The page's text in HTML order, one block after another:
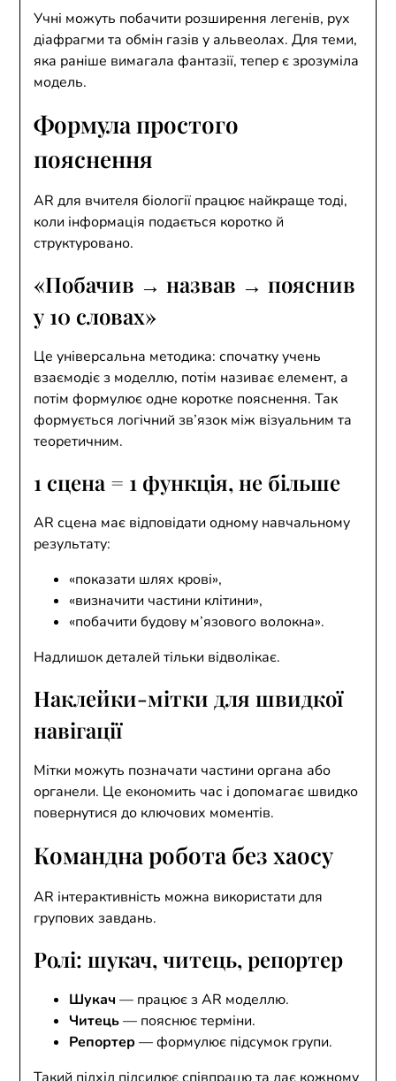
Учні можуть побачити розширення легенів, рух
діафрагми та обмін газів у альвеолах. Для теми,
яка раніше вимагала фантазії, тепер є зрозуміла
модель.
Формула простого
пояснення
AR для вчителя біології працює найкраще тоді,
коли інформація подається коротко й
структуровано.
«Побачив → назвав → пояснив
у 10 словах»
Це універсальна методика: спочатку учень
взаємодіє з моделлю, потім називає елемент, а
потім формулює одне коротке пояснення. Так
формується логічний зв’язок між візуальним та
теоретичним.
1 сцена = 1 функція, не більше
AR сцена має відповідати одному навчальному
результату:
«показати шлях крові»,
«визначити частини клітини»,
«побачити будову м’язового волокна».
Надлишок деталей тільки відволікає.
Наклейки-мітки для швидкої
навігації
Мітки можуть позначати частини органа або
органели. Це економить час і допомагає швидко
повернутися до ключових моментів.
Командна робота без хаосу
AR інтерактивність можна використати для
групових завдань.
Ролі: шукач, читець, репортер
Шукач — працює з AR моделлю.
Читець— пояснює терміни.
Репортер — формулює підсумок групи.